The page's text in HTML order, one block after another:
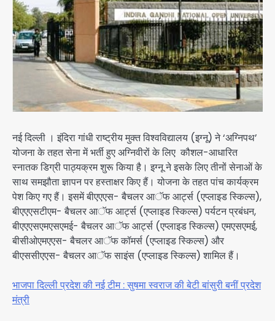
नई दिल्ली । इंदिरा गांधी राष्ट्रीय मुक्त विश्वविद्यालय (इग्नू) ने ‘अग्निपथ’
योजना के तहत सेना में भर्ती हुए अग्निवीरों के लिए कौशल-आधारित
स्नातक डिग्री पाठ्यक्रम शुरू किया है। इग्नू ने इसके लिए तीनों सेनाओं के
साथ समझौता ज्ञापन पर हस्ताक्षर किए हैं। योजना के तहत पांच कार्यक्रम
पेश किए गए हैं। इसमें बीएएएस- बैचलर आॅफ आर्ट्स (एप्लाइड स्किल्स),
बीएएएसटीएम- बैचलर आॅफ आर्ट्स (एप्लाइड स्किल्स) पर्यटन प्रबंधन,
बीएएएसएमएसएमई- बैचलर आॅफ आर्ट्स (एप्लाइड स्किल्स) एमएसएमई,
बीसीओएमएएस- बैचलर आॅफ कॉमर्स (एप्लाइड स्किल्स) और
बीएससीएएस- बैचलर आॅफ साइंस (एप्लाइड स्किल्स) शामिल हैं।
भाजपा दिल्ली प्रदेश की नई टीम : सुषमा स्वराज की बेटी बांसुरी बनीं प्रदेश
मंत्री